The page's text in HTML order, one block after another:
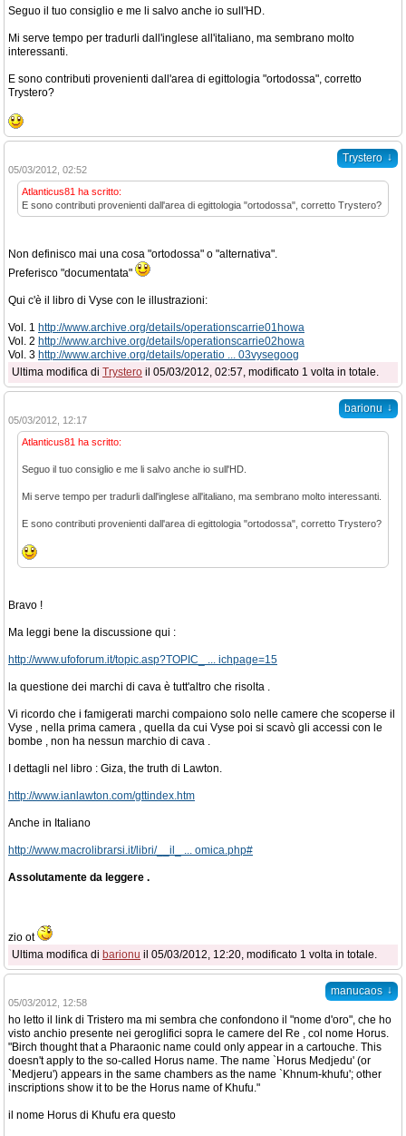
Seguo il tuo consiglio e me li salvo anche io sull'HD.
Mi serve tempo per tradurli dall'inglese all'italiano, ma sembrano molto
interessanti.
E sono contributi provenienti dall'area di egittologia "ortodossa", corretto
Trystero?
Trystero ↓
05/03/2012, 02:52
Atlanticus81 ha scritto:
E sono contributi provenienti dall'area di egittologia "ortodossa", corretto Trystero?
Non definisco mai una cosa "ortodossa" o "alternativa".
Preferisco "documentata"
Qui c'è il libro di Vyse con le illustrazioni:
Vol. 1 http://www.archive.org/details/operationscarrie01howa
Vol. 2 http://www.archive.org/details/operationscarrie02howa
Vol. 3 http://www.archive.org/details/operatio ... 03vysegoog
Ultima modifica di Trystero il 05/03/2012, 02:57, modificato 1 volta in totale.
barionu ↓
05/03/2012, 12:17
Atlanticus81 ha scritto:
Seguo il tuo consiglio e me li salvo anche io sull'HD.
Mi serve tempo per tradurli dall'inglese all'italiano, ma sembrano molto interessanti.
E sono contributi provenienti dall'area di egittologia "ortodossa", corretto Trystero?
Bravo !
Ma leggi bene la discussione qui :
http://www.ufoforum.it/topic.asp?TOPIC_ ... ichpage=15
la questione dei marchi di cava è tutt'altro che risolta .
Vi ricordo che i famigerati marchi compaiono solo nelle camere che scoperse il
Vyse , nella prima camera , quella da cui Vyse poi si scavò gli accessi con le
bombe , non ha nessun marchio di cava .
I dettagli nel libro : Giza, the truth di Lawton.
http://www.ianlawton.com/gttindex.htm
Anche in Italiano
http://www.macrolibrarsi.it/libri/__il_ ... omica.php#
Assolutamente da leggere .
zio ot
Ultima modifica di barionu il 05/03/2012, 12:20, modificato 1 volta in totale.
manucaos ↓
05/03/2012, 12:58
ho letto il link di Tristero ma mi sembra che confondono il "nome d'oro", che ho
visto anchio presente nei geroglifici sopra le camere del Re , col nome Horus.
"Birch thought that a Pharaonic name could only appear in a cartouche. This
doesn't apply to the so-called Horus name. The name `Horus Medjedu' (or
`Medjeru') appears in the same chambers as the name `Khnum-khufu'; other
inscriptions show it to be the Horus name of Khufu."
il nome Horus di Khufu era questo